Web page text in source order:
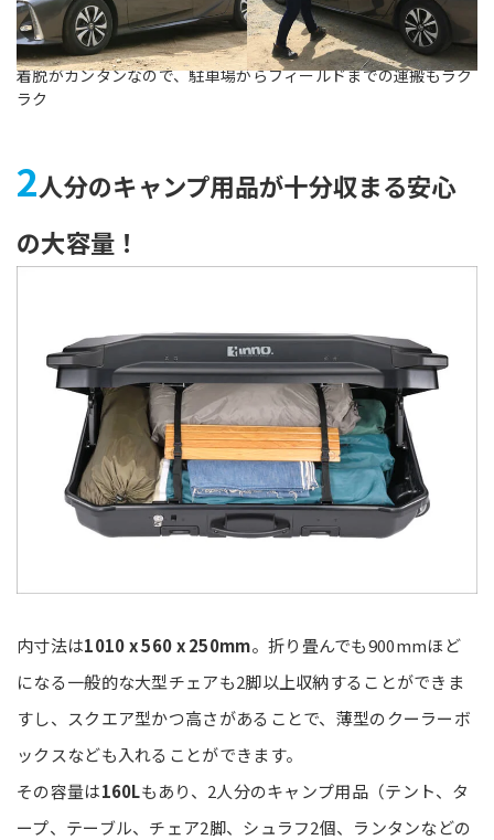
着脱がカンタンなので、駐車場からフィールドまでの運搬もラク
ラク
2人分のキャンプ用品が十分収まる安心
の大容量！
内寸法は1010 x 560 x 250mm。折り畳んでも900mmほど
になる一般的な大型チェアも2脚以上収納することができま
すし、スクエア型かつ高さがあることで、薄型のクーラーボ
ックスなども入れることができます。
その容量は160Lもあり、2人分のキャンプ用品（テント、タ
ープ、テーブル、チェア2脚、シュラフ2個、ランタンなどの